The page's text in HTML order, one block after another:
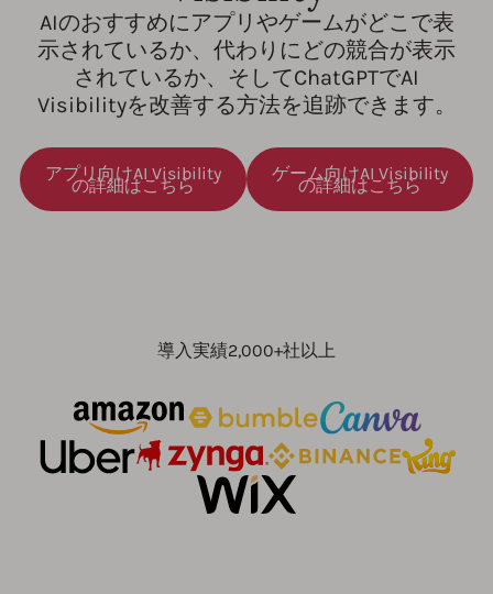
AIのおすすめにアプリやゲームがどこで表
示されているか、代わりにどの競合が表示
されているか、そしてChatGPTでAI
Visibilityを改善する方法を追跡できます。
アプリ向けAI Visibility
の詳細はこちら
ゲーム向けAI Visibility
の詳細はこちら
導入実績2,000+社以上